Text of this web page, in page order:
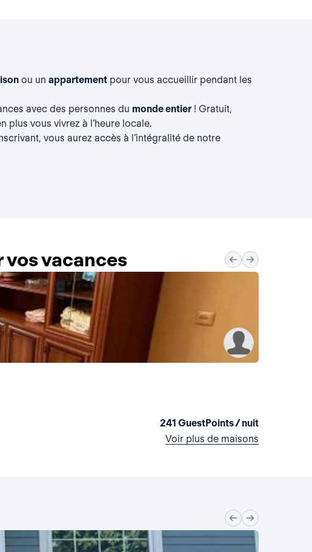
ou un appartement pour vous accueillir pendant les
avec des personnes du monde entier ! Gratuit,
plus vous vivrez à l’heure locale.
vous aurez accès à l’intégralité de notre
vacances
241 GuestPoints / nuit
Voir plus de maisons